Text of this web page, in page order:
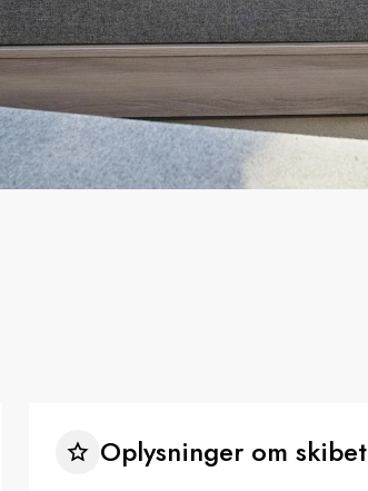
Oplysninger om skibet